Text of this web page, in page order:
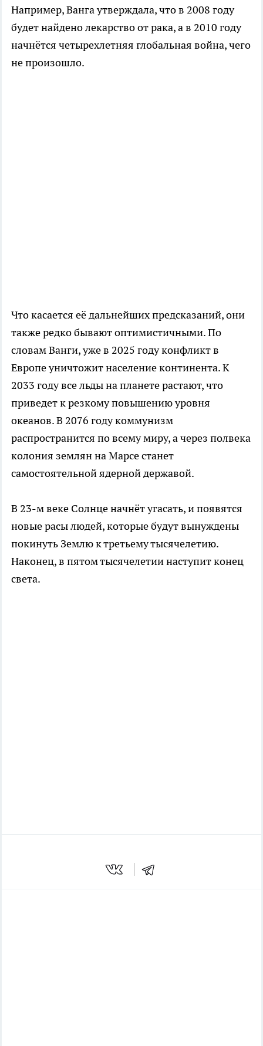
Например, Ванга утверждала, что в 2008 году
будет найдено лекарство от рака, а в 2010 году
начнётся четырехлетняя глобальная война, чего
не произошло.
Что касается её дальнейших предсказаний, они
также редко бывают оптимистичными. По
словам Ванги, уже в 2025 году конфликт в
Европе уничтожит население континента. К
2033 году все льды на планете растают, что
приведет к резкому повышению уровня
океанов. В 2076 году коммунизм
распространится по всему миру, а через полвека
колония землян на Марсе станет
самостоятельной ядерной державой.
В 23-м веке Солнце начнёт угасать, и появятся
новые расы людей, которые будут вынуждены
покинуть Землю к третьему тысячелетию.
Наконец, в пятом тысячелетии наступит конец
света.